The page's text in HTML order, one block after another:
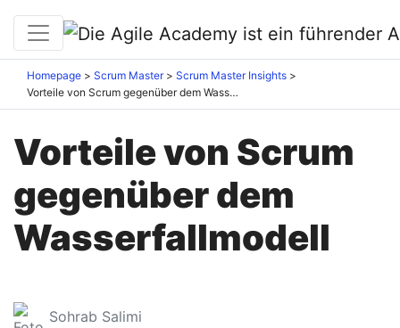
Homepage Scrum Master
Scrum Master Insights
Vorteile von Scrum gegenüber dem Wasserfallmodell
Vorteile von Scrum
gegenüber dem
Wasserfallmodell
Sohrab Salimi